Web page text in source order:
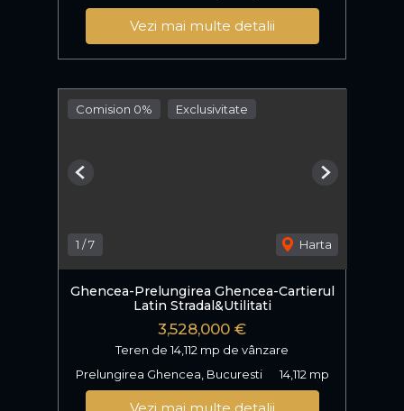
Vezi mai multe detalii
Comision 0% Exclusivitate
1 /7 Harta
Previous Next
Ghencea-Prelungirea Ghencea-Cartierul
Latin Stradal&Utilitati
3,528,000 €
Teren de 14,112 mp de vânzare
Prelungirea Ghencea, Bucuresti
14,112 mp